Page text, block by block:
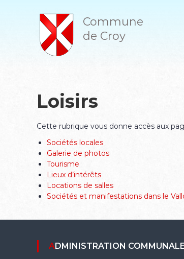
Commune
de Croy
Loisirs
Cette rubrique vous donne accès aux
Sociétés locales
Galerie de photos
Tourisme
Lieux d’intérêts
Locations de salles
Sociétés et manifestations dans le
ADMINISTRATION COMMUNALE